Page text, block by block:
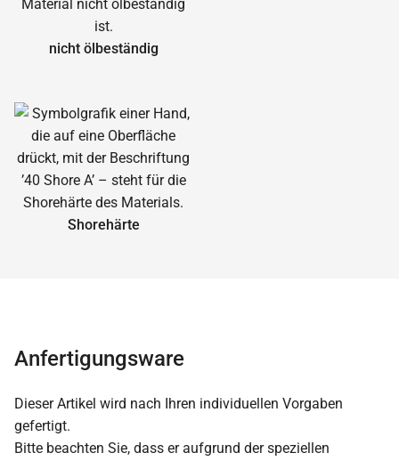
nicht ölbeständig
Shorehärte
Anfertigungsware
Dieser Artikel wird nach Ihren individuellen Vorgaben
gefertigt.
Bitte beachten Sie, dass er aufgrund der speziellen